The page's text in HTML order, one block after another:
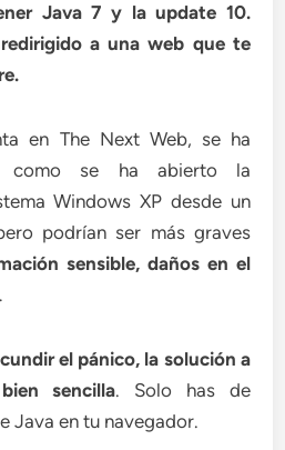
Java 7 y la update 10.
a una web que te
en The Next Web, se ha
como se ha abierto la
Windows XP desde un
podrían ser más graves
sensible, daños en el
el pánico, la solución a
sencilla. Solo has de
Java en tu navegador.